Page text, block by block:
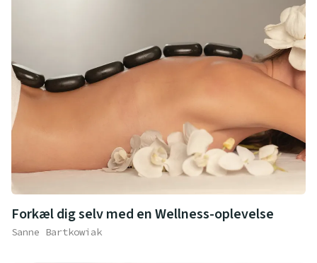
Forkæl dig selv med en Wellness-oplevelse
Sanne Bartkowiak